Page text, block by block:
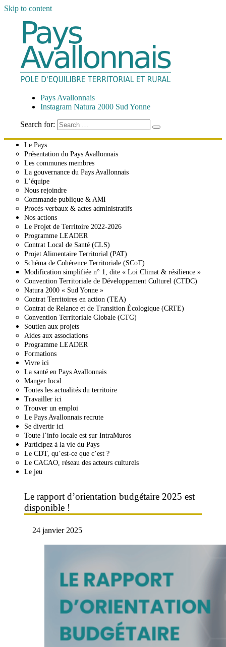
Skip to content
Pays Avallonnais
Pôle d'Équilibre Territorial et Rural
Pays Avallonnais
Instagram Natura 2000 Sud Yonne
Search for:
Le Pays
Présentation du Pays Avallonnais
Les communes membres
La gouvernance du Pays Avallonnais
L’équipe
Nous rejoindre
Commande publique & AMI
Procès-verbaux & actes administratifs
Nos actions
Le Projet de Territoire 2022-2026
Programme LEADER
Contrat Local de Santé (CLS)
Projet Alimentaire Territorial (PAT)
Schéma de Cohérence Territoriale (SCoT)
Modification simplifiée n° 1, dite « Loi Climat & résilience »
Convention Territoriale de Développement Culturel (CTDC)
Natura 2000 « Sud Yonne »
Contrat Territoires en action (TEA)
Contrat de Relance et de Transition Écologique (CRTE)
Convention Territoriale Globale (CTG)
Soutien aux projets
Aides aux associations
Programme LEADER
Formations
Vivre ici
La santé en Pays Avallonnais
Manger local
Toutes les actualités du territoire
Travailler ici
Trouver un emploi
Le Pays Avallonnais recrute
Se divertir ici
Toute l’info locale est sur IntraMuros
Participez à la vie du Pays
Le CDT, qu’est-ce que c’est ?
Le CACAO, réseau des acteurs culturels
Le jeu
Le rapport d’orientation budgétaire 2025 est
disponible !
24 janvier 2025